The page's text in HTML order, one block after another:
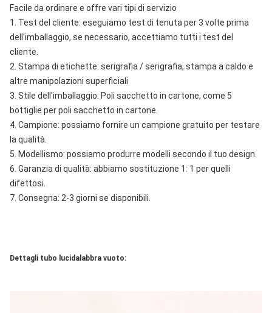
Facile da ordinare e offre vari tipi di servizio
1. Test del cliente: eseguiamo test di tenuta per 3 volte prima
dell'imballaggio, se necessario, accettiamo tutti i test del
cliente.
2. Stampa di etichette: serigrafia / serigrafia, stampa a caldo e
altre manipolazioni superficiali
3. Stile dell'imballaggio: Poli sacchetto in cartone, come 5
bottiglie per poli sacchetto in cartone.
4. Campione: possiamo fornire un campione gratuito per testare
la qualità.
5. Modellismo: possiamo produrre modelli secondo il tuo design.
6. Garanzia di qualità: abbiamo sostituzione 1: 1 per quelli
difettosi.
7. Consegna: 2-3 giorni se disponibili.
Dettagli tubo lucidalabbra vuoto: